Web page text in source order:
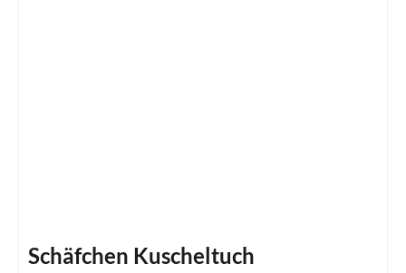
Schäfchen Kuscheltuch